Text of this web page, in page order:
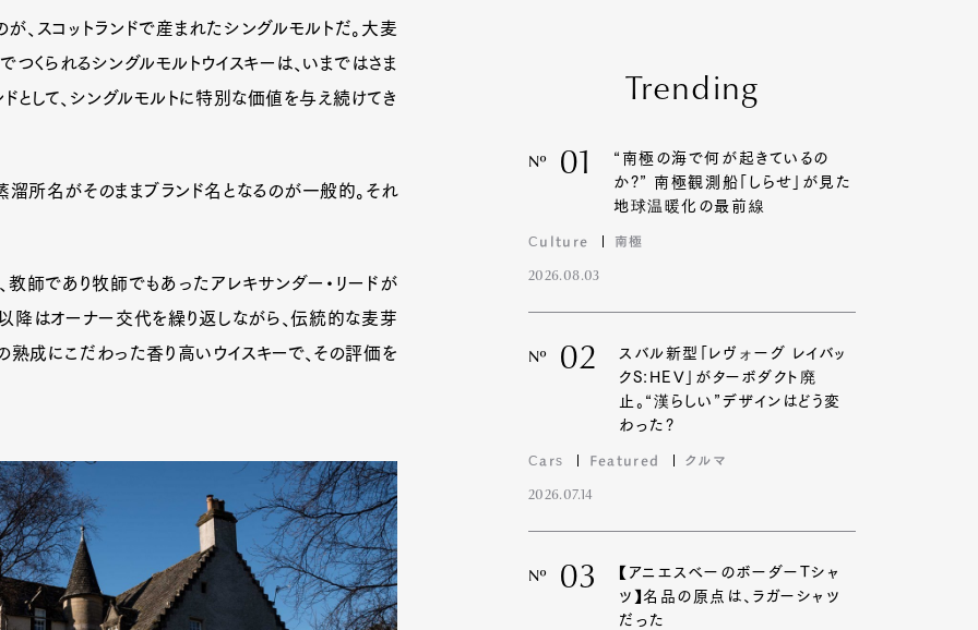
、スコットランドで産まれたシングルモルトだ。大麦
くられるシングルモルトウイスキーは、いまではさま
として、シングルモルトに特別な価値を与え続けてき
所名がそのままブランド名となるのが一般的。それ
教師であり牧師でもあったアレキサンダー・リードが
降はオーナー交代を繰り返しながら、伝統的な麦芽
熟成にこだわった香り高いウイスキーで、その評価を
Trending
Nº 01
“南極の海で何が起きているの
か?” 南極観測船「しらせ」が見た
地球温暖化の最前線
Culture 南極
2026.08.03
Nº 02
スバル新型「レヴォーグ レイバッ
クS:HEV」がターボダクト廃
止。“漢らしい”デザインはどう変
わった?
Cars Featured クルマ
2026.07.14
Nº 03
【アニエスベーのボーダーTシャ
ツ】名品の原点は、ラガーシャツ
だった